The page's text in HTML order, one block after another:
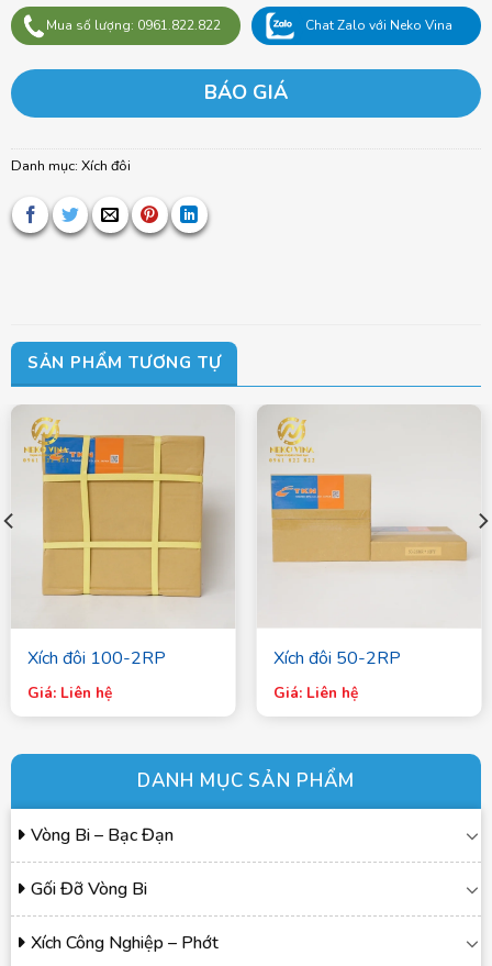
DANH MỤC SẢN PHẨM
Vòng Bi – Bạc Đạn
Gối Đỡ Vòng Bi
Xích Công Nghiệp – Phớt
Mua số lượng: 0961.822.822 Chat Zalo với Neko Vina
BÁO GIÁ
Danh mục: Xích đôi
SẢN PHẨM TƯƠNG TỰ
Xích đôi 100-2RP
Giá: Liên hệ
Xích đôi 50-2RP
Giá: Liên hệ